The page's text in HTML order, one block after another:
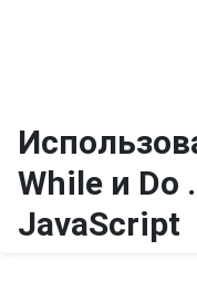
While и Do
JavaScript